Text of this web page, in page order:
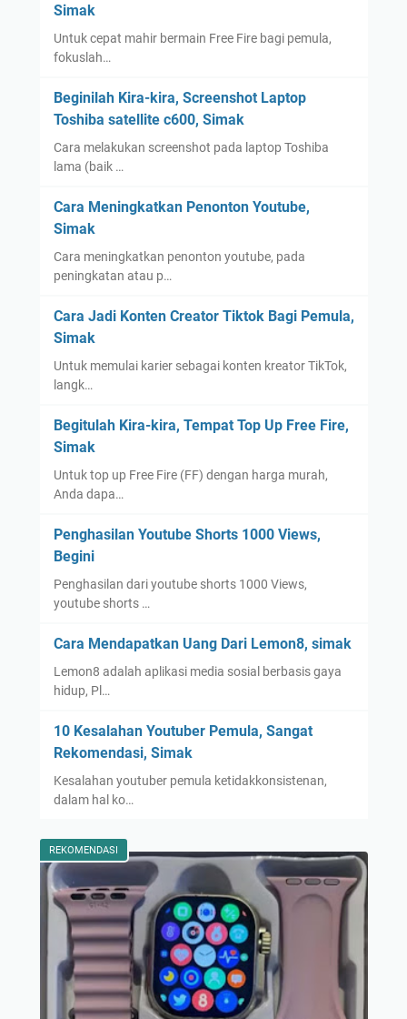
Simak
Untuk cepat mahir bermain Free Fire bagi pemula,
fokuslah…
Beginilah Kira-kira, Screenshot Laptop
Toshiba satellite c600, Simak
Cara melakukan screenshot pada laptop Toshiba
lama (baik …
Cara Meningkatkan Penonton Youtube,
Simak
Cara meningkatkan penonton youtube, pada
peningkatan atau p…
Cara Jadi Konten Creator Tiktok Bagi Pemula,
Simak
Untuk memulai karier sebagai konten kreator TikTok,
langk…
Begitulah Kira-kira, Tempat Top Up Free Fire,
Simak
Untuk top up Free Fire (FF) dengan harga murah,
Anda dapa…
Penghasilan Youtube Shorts 1000 Views,
Begini
Penghasilan dari youtube shorts 1000 Views,
youtube shorts …
Cara Mendapatkan Uang Dari Lemon8, simak
Lemon8 adalah aplikasi media sosial berbasis gaya
hidup, Pl…
10 Kesalahan Youtuber Pemula, Sangat
Rekomendasi, Simak
Kesalahan youtuber pemula ketidakkonsistenan,
dalam hal ko…
REKOMENDASI